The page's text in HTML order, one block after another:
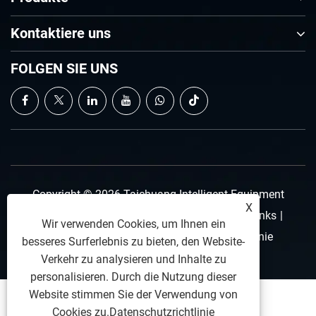
Kontaktiere uns
FOLGEN SIE UNS
Copyright © 2026 Taichuang Intelligent Equipment
(Foshan) Co., Ltd. Alle Rechte vorbehalten. Links
Sitemap | RSS | XML | Datenschutzrichtlinie
X
Wir verwenden Cookies, um Ihnen ein
besseres Surferlebnis zu bieten, den Website-
Verkehr zu analysieren und Inhalte zu
personalisieren. Durch die Nutzung dieser
Website stimmen Sie der Verwendung von
Cookies zu.Datenschutzrichtlinie